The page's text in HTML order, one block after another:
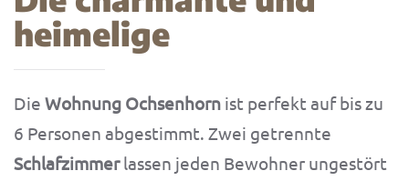
heimelige
Die Wohnung Ochsenhorn ist perfekt auf bis zu
6 Personen abgestimmt. Zwei getrennte
Schlafzimmerlassen jeden Bewohner ungestört